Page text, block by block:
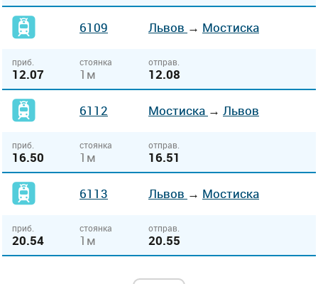
6109 Львов → Мостиска
приб.
12.07
стоянка
1м
отправ.
12.08
6112 Мостиска → Львов
приб.
16.50
стоянка
1м
отправ.
16.51
6113 Львов → Мостиска
приб.
20.54
стоянка
1м
отправ.
20.55